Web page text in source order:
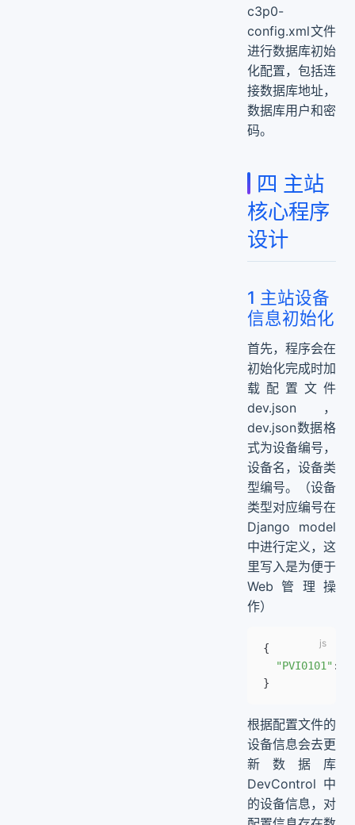
c3p0-
config.xml文件
进行数据库初始
化配置，包括连
接数据库地址，
数据库用户和密
码。
四 主站
核心程序
设计
1 主站设备
信息初始化
首先，程序会在
初始化完成时加
载配置文件
dev.json，
dev.json数据格
式为设备编号，
设备名，设备类
型编号。（设备
类型对应编号在
Django model
中进行定义，这
里写入是为便于
Web管理操
作）
{
  "PVI0101"
:{
}
根据配置文件的
设备信息会去更
新数据库
DevControl中
的设备信息，对